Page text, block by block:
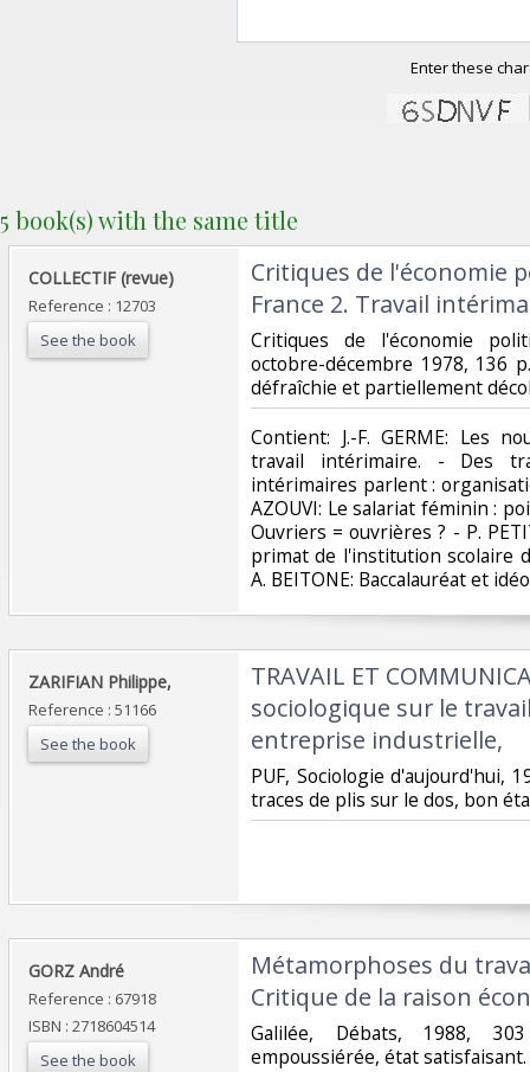
Enter these
5 book(s) with the same title
‎COLLECTIF (revue)‎
Reference : 12703
See the book
‎Critiques de l'économie
France 2. Travail
‎Critiques de l'économie
octobre-décembre 1978, 136
défraîchie et partiellement
‎Contient: J.-F. GERME: Les
travail intérimaire. - Des
intérimaires parlent :
AZOUVI: Le salariat féminin :
Ouvriers = ouvrières ? - P.
primat de l'institution scolaire
A. BEITONE: Baccalauréat et
‎ZARIFIAN Philippe, ‎
Reference : 51166
See the book
‎TRAVAIL ET
sociologique sur le
entreprise industrielle, ‎
‎PUF, Sociologie d'aujourd'hui,
traces de plis sur le dos, bon
‎GORZ André‎
Reference : 67918
ISBN : 2718604514
See the book
‎Métamorphoses du
Critique de la raison
‎Galilée, Débats, 1988,
empoussiérée, état satisfaisant.‎